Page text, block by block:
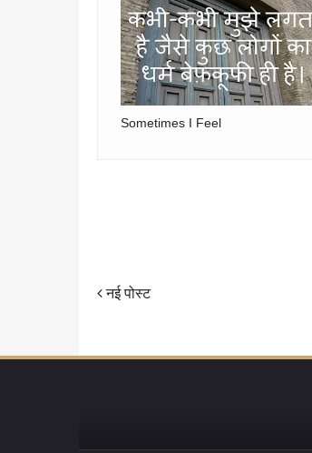
Sometimes I Feel
नई पोस्ट